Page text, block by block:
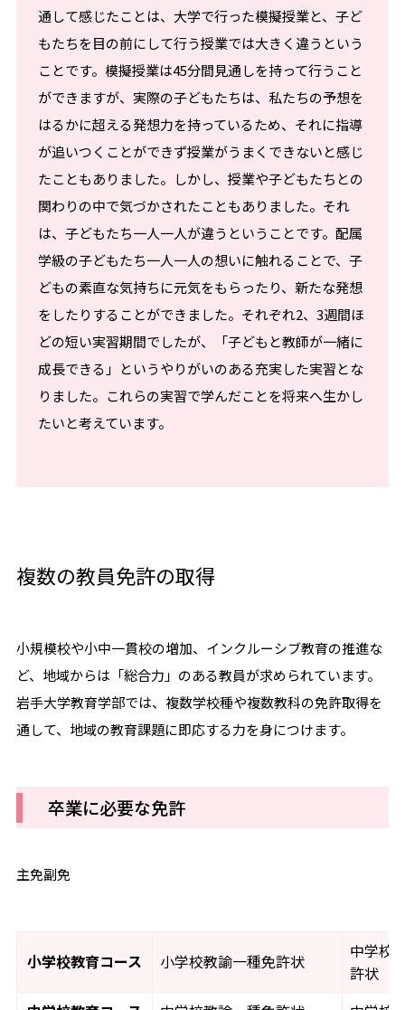
通して感じたことは、大学で行った模擬授業と、子ど
もたちを目の前にして行う授業では大きく違うという
ことです。模擬授業は45分間見通しを持って行うこと
ができますが、実際の子どもたちは、私たちの予想を
はるかに超える発想力を持っているため、それに指導
が追いつくことができず授業がうまくできないと感じ
たこともありました。しかし、授業や子どもたちとの
関わりの中で気づかされたこともありました。それ
は、子どもたち一人一人が違うということです。配属
学級の子どもたち一人一人の想いに触れることで、子
どもの素直な気持ちに元気をもらったり、新たな発想
をしたりすることができました。それぞれ2、3週間ほ
どの短い実習期間でしたが、「子どもと教師が一緒に
成長できる」というやりがいのある充実した実習とな
りました。これらの実習で学んだことを将来へ生かし
たいと考えています。
複数の教員免許の取得
小規模校や小中一貫校の増加、インクルーシブ教育の推進な
ど、地域からは「総合力」のある教員が求められています。
岩手大学教育学部では、複数学校種や複数教科の免許取得を
通して、地域の教育課題に即応する力を身につけます。
卒業に必要な免許
主免副免
小学校教育コース 小学校教諭一種免許状
中学校
許状